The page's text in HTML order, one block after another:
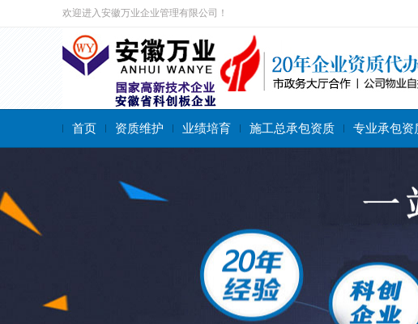
欢迎进入安徽万业企业管理有限公司！
首页 资质维护 业绩培育 施工总承包资质 专业承包资
搜索关键字： 施工总承包资质 专业承包资质 施工劳务资质